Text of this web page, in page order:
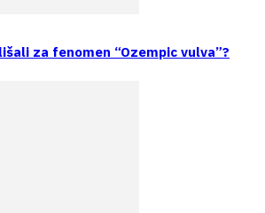
za fenomen “Ozempic vulva”?